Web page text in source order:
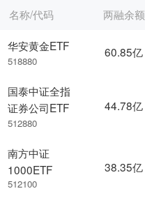
名称/代码
华安黄金ETF
518880
国泰中证全指
证券公司ETF
512880
南方中证
1000ETF
512100
两融余额
60.85亿
44.78亿
38.35亿